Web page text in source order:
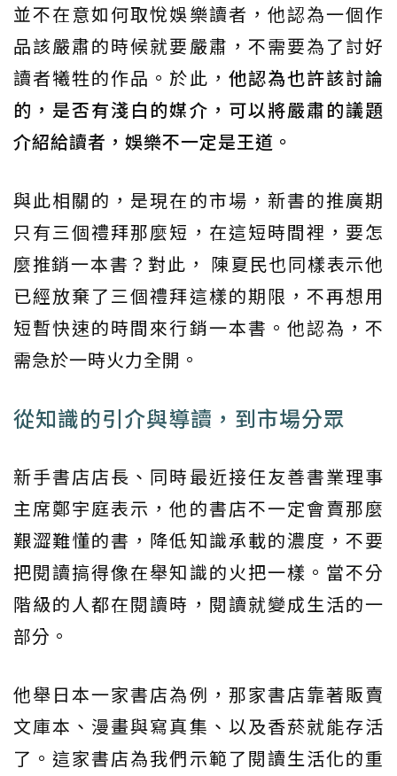
並不在意如何取悅娛樂讀者，他認為一個作
品該嚴肅的時候就要嚴肅，不需要為了討好
讀者犧牲的作品。於此， 他認為也許該討論
的，是否有淺白的媒介，可以將嚴肅的議題
介紹給讀者，娛樂不一定是王道。
與此相關的，是現在的市場，新書的推廣期
只有三個禮拜那麼短，在這短時間裡，要怎
麼推銷一本書？對此， 陳夏民也同樣表示他
已經放棄了三個禮拜這樣的期限，不再想用
短暫快速的時間來行銷一本書。他認為，不
需急於一時火力全開。
從知識的引介與導讀，到市場分眾
新手書店店長、同時最近接任友善書業理事
主席鄭宇庭表示，他的書店不一定會賣那麼
艱澀難懂的書，降低知識承載的濃度，不要
把閱讀搞得像在舉知識的火把一樣。當不分
階級的人都在閱讀時，閱讀就變成生活的一
部分。
他舉日本一家書店為例，那家書店靠著販賣
文庫本、漫畫與寫真集、以及香菸就能存活
了。這家書店為我們示範了閱讀生活化的重